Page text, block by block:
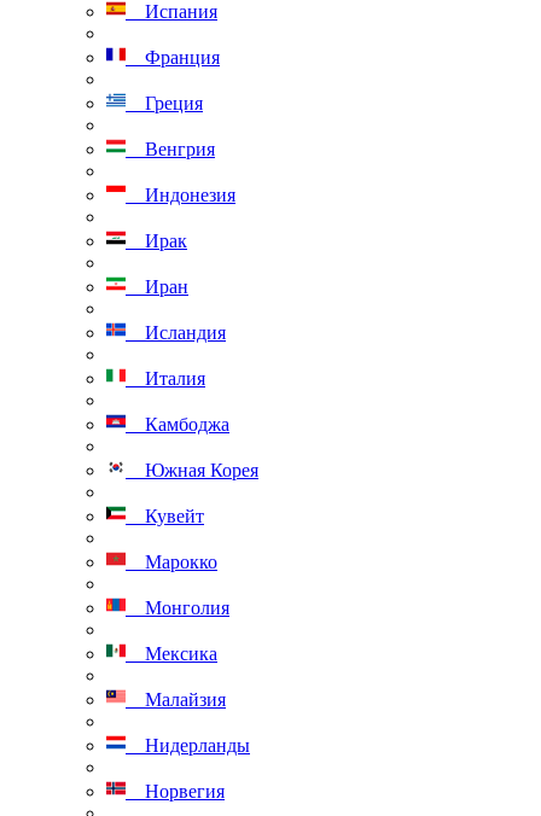
Испания
Франция
Греция
Венгрия
Индонезия
Ирак
Иран
Исландия
Италия
Камбоджа
Южная Корея
Кувейт
Марокко
Монголия
Мексика
Малайзия
Нидерланды
Норвегия